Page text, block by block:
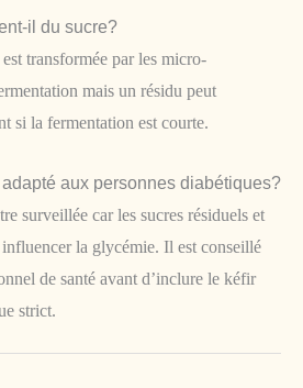
il du sucre?
transformée par les micro-
mais un résidu peut
si la fermentation est courte.
aux personnes diabétiques?
surveillée car les sucres résiduels et
la glycémie. Il est conseillé
de santé avant d’inclure le kéfir
strict.